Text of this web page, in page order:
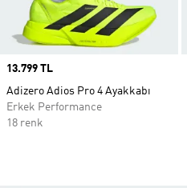
Price
13.799 TL
Adizero Adios Pro 4 Ayakkabı
Erkek Performance
18 renk